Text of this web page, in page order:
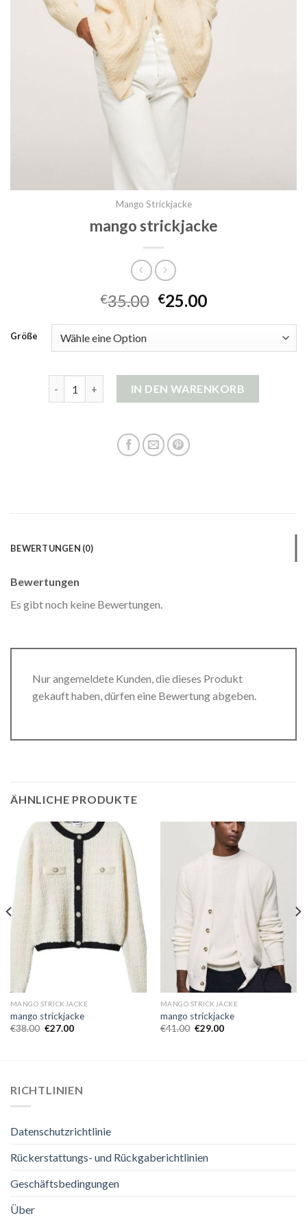
Mango Strickjacke
mango strickjacke
€35.00 €25.00
Größe
IN DEN WARENKORB
BEWERTUNGEN (0)
Bewertungen
Es gibt noch keine Bewertungen.
Nur angemeldete Kunden, die dieses Produkt
gekauft haben, dürfen eine Bewertung abgeben.
ÄHNLICHE PRODUKTE
MANGO STRICKJACKE
mango strickjacke
€38.00 €27.00
MANGO STRICKJACKE
mango strickjacke
€41.00 €29.00
RICHTLINIEN
Datenschutzrichtlinie
Rückerstattungs- und Rückgaberichtlinien
Geschäftsbedingungen
Über